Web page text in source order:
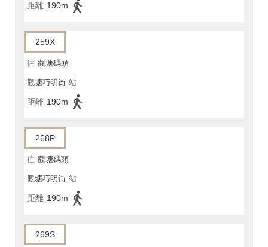
距離 190m
259X
往 觀塘碼頭
觀塘巧明街 站
距離 190m
268P
往 觀塘碼頭
觀塘巧明街 站
距離 190m
269S